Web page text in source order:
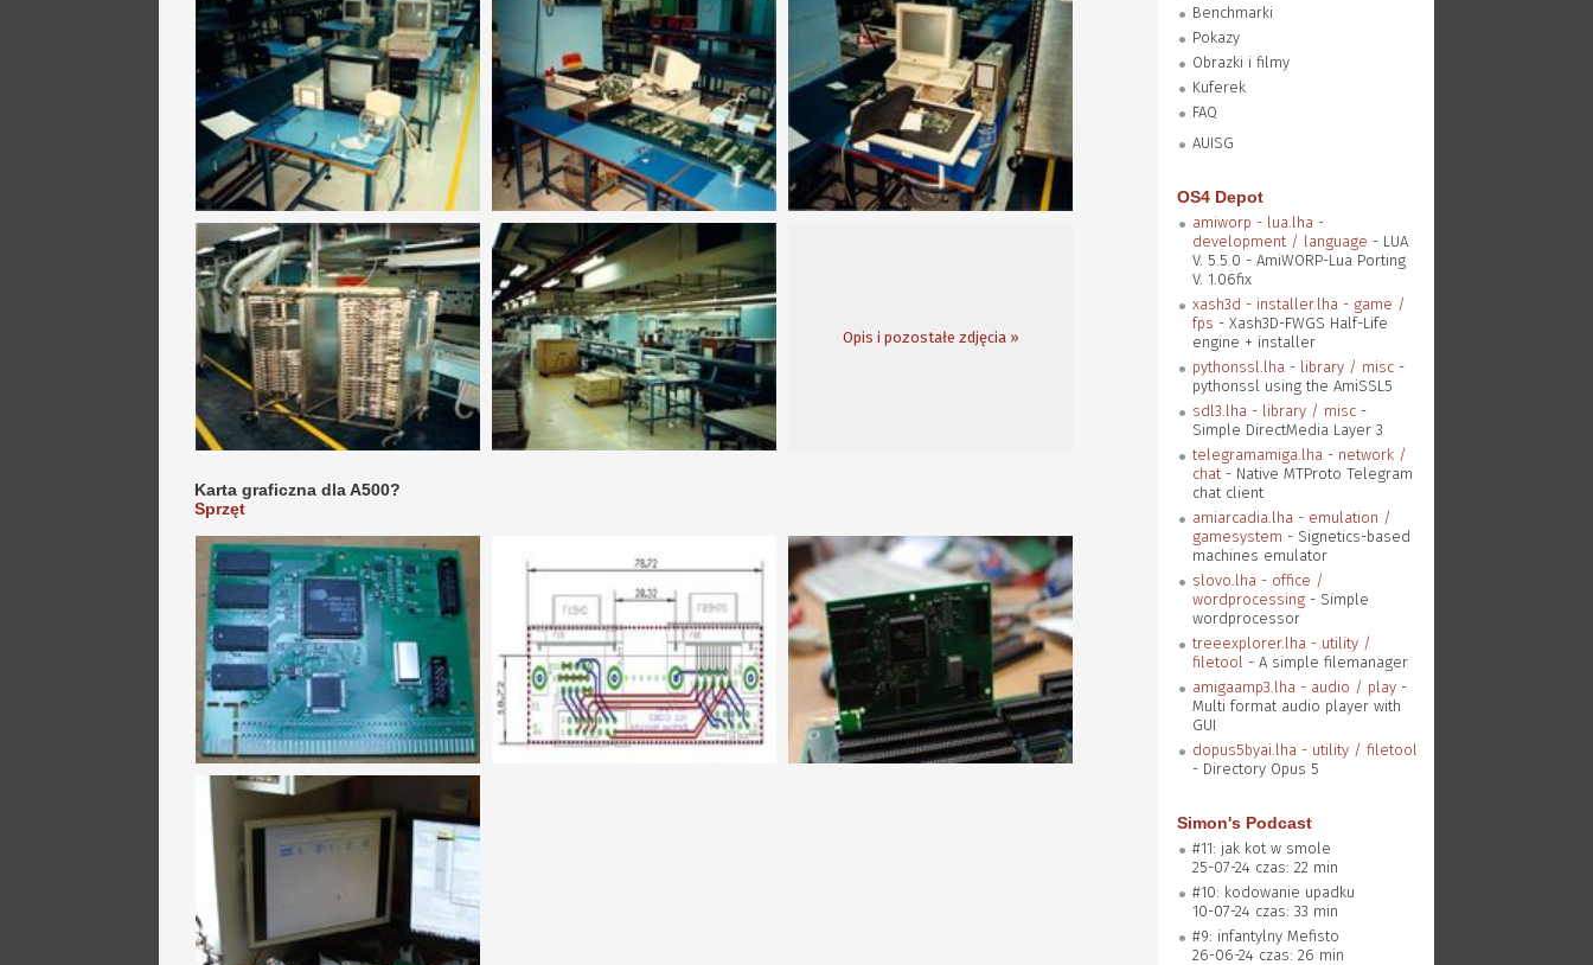
Opis i pozostałe zdjęcia »
Karta graficzna dla A500?
Sprzęt
Benchmarki
Pokazy
Obrazki i filmy
Kuferek
FAQ
AUISG
OS4 Depot
amiworp - lua.lha -
development / language - LUA
V. 5.5.0 - AmiWORP-Lua Porting
V. 1.06fix
xash3d - installer.lha - game /
fps - Xash3D-FWGS Half-Life
engine + installer
pythonssl.lha - library / misc-
pythonssl using the AmiSSL5
sdl3.lha - library / misc-
Simple DirectMedia Layer 3
telegramamiga.lha - network /
chat- Native MTProto Telegram
chat client
amiarcadia.lha - emulation /
gamesystem - Signetics-based
machines emulator
slovo.lha - office /
wordprocessing- Simple
wordprocessor
treeexplorer.lha - utility /
filetool - A simple filemanager
amigaamp3.lha - audio / play-
Multi format audio player with
GUI
dopus5byai.lha - utility / filetool
- Directory Opus 5
Simon's Podcast
#11: jak kot w smole
25-07-24 czas: 22 min
#10: kodowanie upadku
10-07-24 czas: 33 min
#9: infantylny Mefisto
26-06-24 czas: 26 min